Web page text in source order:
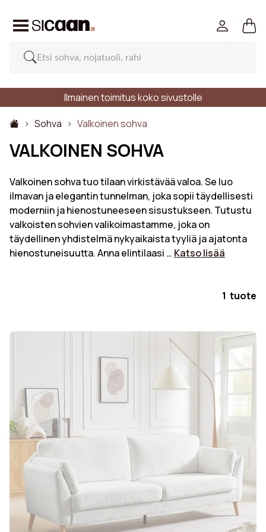
Ilmainen toimitus koko sivustolle
Sohva
Valkoinen sohva
VALKOINEN SOHVA
Valkoinen sohva tuo tilaan virkistävää valoa. Se luo
ilmavan ja elegantin tunnelman, joka sopii täydellisesti
moderniin ja hienostuneeseen sisustukseen. Tutustu
valkoisten sohvien valikoimastamme, joka on
täydellinen yhdistelmä nykyaikaista tyyliä ja ajatonta
hienostuneisuutta. Anna elintilaasi … Katso lisää
1 tuote